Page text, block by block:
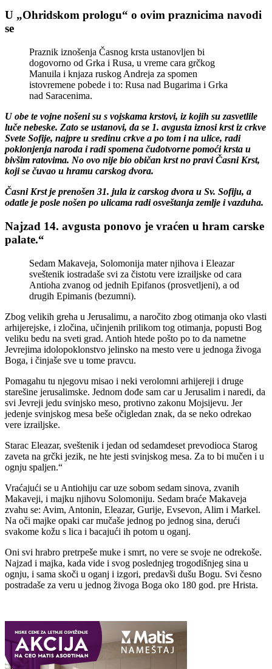
U „Ohridskom prologu“ o ovim praznicima navodi
se
Praznik iznošenja Časnog krsta ustanovljen bi
dogovorno od Grka i Rusa, u vreme cara grčkog
Manuila i knjaza ruskog Andreja za spomen
istovremene pobede i to: Rusa nad Bugarima i Grka
nad Saracenima.
U obe te vojne nošeni su s vojskama krstovi, iz kojih su zasvetlile
luče nebeske. Zato se ustanovi, da se 1. avgusta iznosi krst iz crkve
Svete Sofije, najpre u sredinu crkve a po tom i na ulice, radi
poklonjenja naroda i radi spomena čudotvorne pomoći krsta u
bivšim ratovima. No ovo nije bio običan krst no pravi Časni Krst,
koji se čuvao u hramu carskog dvora.
Časni Krst je prenošen 31. jula iz carskog dvora u Sv. Sofiju, a
odatle je posle nošen po ulicama radi osveštanja zemlje i vazduha.
Najzad 14. avgusta ponovo je vraćen u hram carske
palate.“
Sedam Makaveja, Solomonija mater njihova i Eleazar
sveštenik iostradaše svi za čistotu vere izrailjske od cara
Antioha zvanog od jednih Epifanos (prosvetljeni), a od
drugih Epimanis (bezumni).
Zbog velikih greha u Jerusalimu, a naročito zbog otimanja oko vlasti
arhijerejske, i zločina, učinjenih prilikom tog otimanja, popusti Bog
veliku bedu na sveti grad. Antioh htede pošto po to da nametne
Jevrejima idolopoklonstvo jelinsko na mesto vere u jednoga živoga
Boga, i činjaše sve u tome pravcu.
Pomagahu tu njegovu misao i neki verolomni arhijereji i druge
starešine jerusalimske. Jednom dođe sam car u Jerusalim i naredi, da
svi Jevreji jedu svinjsko meso, protivno zakonu Mojsijevu. Jer
jedenje svinjskog mesa beše očigledan znak, da se neko odrekao
vere izrailjske.
Starac Eleazar, sveštenik i jedan od sedamdeset prevodioca Starog
zaveta na grčki jezik, ne hte jesti svinjskog mesa. Za to bi mučen i u
ognju spaljen.“
Vraćajući se u Antiohiju car uze sobom sedam sinova, zvanih
Makaveji, i majku njihovu Solomoniju. Sedam braće Makaveja
zvahu se: Avim, Antonin, Eleazar, Gurije, Evsevon, Alim i Markel.
Na oči majke opaki car mučaše jednog po jednog sina, derući
svakome kožu s lica i bacajući ih potom u oganj.
Oni svi hrabro pretrpeše muke i smrt, no vere se svoje ne odrekoše.
Najzad i majka, kada vide i svog poslednjeg trogodišnjeg sina u
ognju, i sama skoči u oganj i izgori, predavši dušu Bogu. Svi česno
postradaše za veru u jednog živoga Boga oko 180 god. pre Hrista.